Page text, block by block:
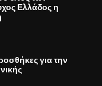
Ελλάδος η
για την